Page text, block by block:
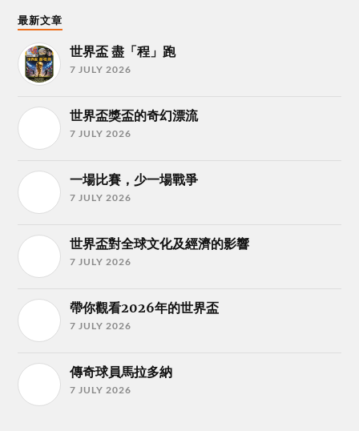
最新文章
世界盃 盡「程」跑
7 JULY 2026
世界盃獎盃的奇幻漂流
7 JULY 2026
一場比賽，少一場戰爭
7 JULY 2026
世界盃對全球文化及經濟的影響
7 JULY 2026
帶你觀看2026年的世界盃
7 JULY 2026
傳奇球員馬拉多納
7 JULY 2026